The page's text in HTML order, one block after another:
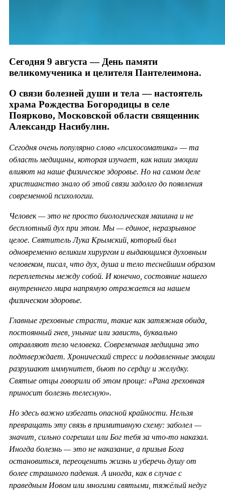
Сегодня 9 августа — День памяти
великомученика и целителя Пантелеимона.
О связи болезней души и тела — настоятель
храма Рождества Богородицы в селе
Поярково, Московской области священник
Александр Насибулин.
Сегодня очень популярно слово «психосоматика» — та
область медицины, которая изучает, как наши эмоции
влияют на наше физическое здоровье. Но на самом деле
христианство знало об этой связи задолго до появления
современной психологии.
Человек — это не просто биологическая машина и не
бесплотный дух при этом. Мы — единое, неразрывное
целое. Святитель Лука Крымский, который был
одновременно великим хирургом и выдающимся духовным
человеком, писал, что дух, душа и тело теснейшим образом
переплетены между собой. И конечно, состояние нашего
внутреннего мира напрямую отражается на нашем
физическом здоровье.
Главные греховные страсти, такие как затяжная обида,
постоянный гнев, уныние или зависть, буквально
отравляют тело человека. Современная медицина это
подтверждает. Хронический стресс и подавленные эмоции
разрушают иммунитет, бьют по сердцу и желудку.
Святые отцы говорили об этом проще: «Рана греховная
приносит болезнь телесную».
Но здесь важно избегать опасной крайности. Нельзя
превращать эту связь в примитивную схему: заболел —
значит, сильно согрешил или Бог тебя за что-то наказал.
Иногда болезнь — это не наказание, а призыв Бога
остановиться, переоценить жизнь и уберечь душу от
более страшного падения. А иногда, как в случае с
праведным Иовом или многими святыми, тяжёлый недуг